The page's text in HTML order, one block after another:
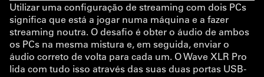
Utilizar uma configuração de streaming com dois PCs
significa que está a jogar numa máquina e a fazer
streaming noutra. O desafio é obter o áudio de ambos
os PCs na mesma mistura e, em seguida, enviar o
áudio correto de volta para cada um. O Wave XLR Pro
lida com tudo isso através das suas duas portas USB-